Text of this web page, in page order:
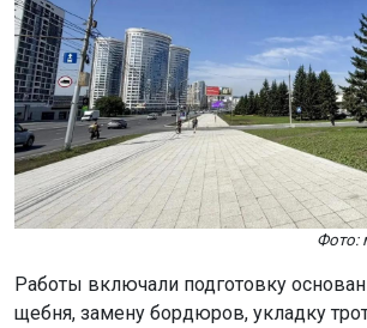
Фото:
Работы включали подготовку
щебня, замену бордюров, укладку